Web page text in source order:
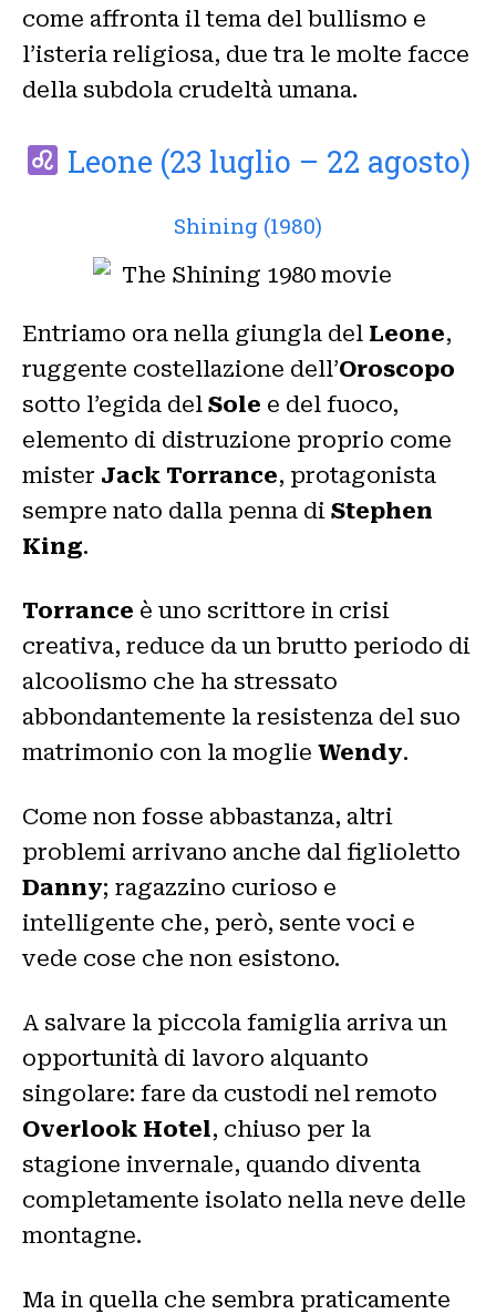
come affronta il tema del bullismo e
l’isteria religiosa, due tra le molte facce
della subdola crudeltà umana.
Leone (23 luglio – 22 agosto)
Shining (1980)
Entriamo ora nella giungla del Leone,
ruggente costellazione dell’Oroscopo
sotto l’egida del Sole e del fuoco,
elemento di distruzione proprio come
mister Jack Torrance, protagonista
sempre nato dalla penna di Stephen
King.
Torrance è uno scrittore in crisi
creativa, reduce da un brutto periodo di
alcoolismo che ha stressato
abbondantemente la resistenza del suo
matrimonio con la moglie Wendy.
Come non fosse abbastanza, altri
problemi arrivano anche dal figlioletto
Danny; ragazzino curioso e
intelligente che, però, sente voci e
vede cose che non esistono.
A salvare la piccola famiglia arriva un
opportunità di lavoro alquanto
singolare: fare da custodi nel remoto
Overlook Hotel, chiuso per la
stagione invernale, quando diventa
completamente isolato nella neve delle
montagne.
Ma in quella che sembra praticamente